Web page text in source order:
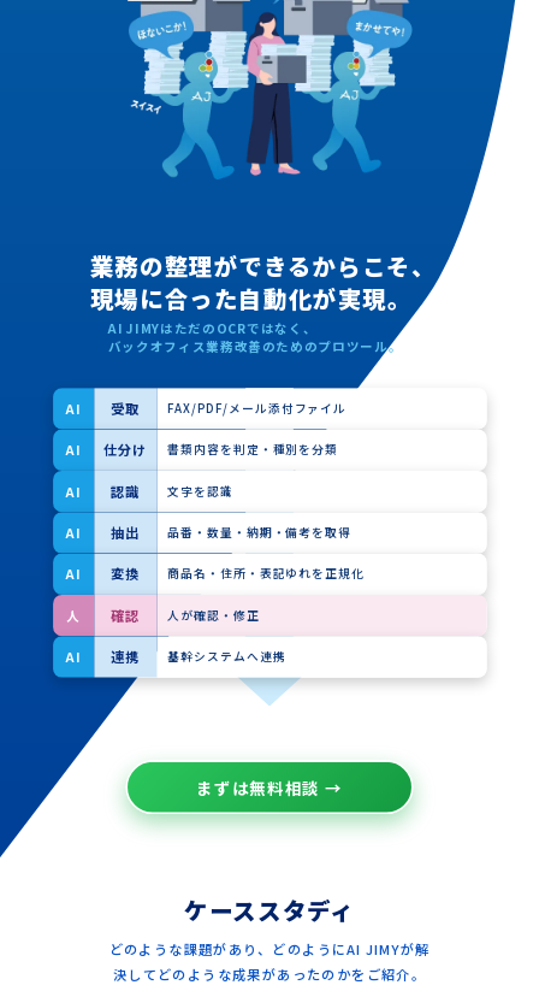
業務の整理ができるからこそ、
現場に合った自動化が実現。
AI JIMYはただのOCRではなく、
バックオフィス業務改善のためのプロツール。
AI 受取 FAX/PDF/メール添付ファイル
AI 仕分け 書類内容を判定・種別を分類
AI 認識 文字を認識
AI 抽出 品番・数量・納期・備考を取得
AI 変換 商品名・住所・表記ゆれを正規化
人 確認 人が確認・修正
AI 連携 基幹システムへ連携
まずは無料相談 →
ケーススタディ
どのような課題があり、どのようにAI JIMYが解
決してどのような成果があったのかをご紹介。